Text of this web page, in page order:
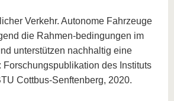
Verkehr. Autonome Fahrzeuge
die Rahmen-bedingungen im
unterstützen nachhaltig eine
Forschungspublikation des Instituts
Cottbus-Senftenberg, 2020.